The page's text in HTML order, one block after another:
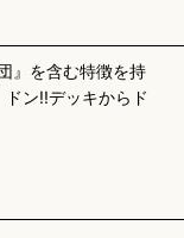
』を含む特徴を持
ン!!デッキからド